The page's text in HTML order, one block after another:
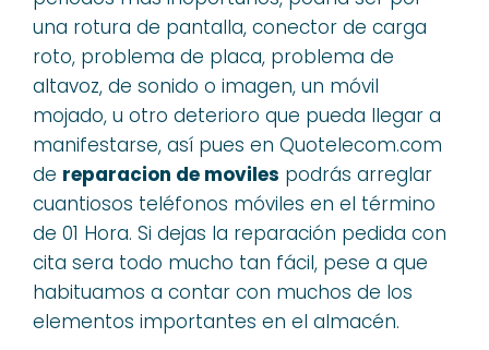
una rotura de pantalla, conector de carga
roto, problema de placa, problema de
altavoz, de sonido o imagen, un móvil
mojado, u otro deterioro que pueda llegar a
manifestarse, así pues en Quotelecom.com
de reparacion de moviles podrás arreglar
cuantiosos teléfonos móviles en el término
de 01 Hora. Si dejas la reparación pedida con
cita sera todo mucho tan fácil, pese a que
habituamos a contar con muchos de los
elementos importantes en el almacén.